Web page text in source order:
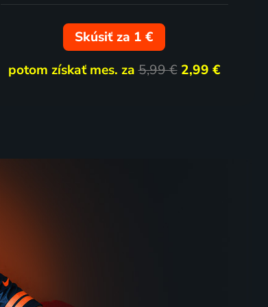
Skúsiť za 1 €
potom získať mes. za5,99 € 2,99 €